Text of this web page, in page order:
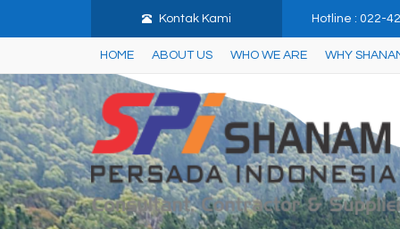
Kontak Kami Hotline : 022-
HOME ABOUT US WHO WE ARE WHY